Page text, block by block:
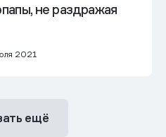
не раздражая
2021
ещё